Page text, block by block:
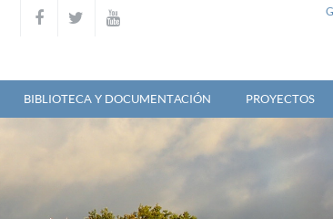
BIBLIOTECA Y DOCUMENTACIÓN PROYECTOS